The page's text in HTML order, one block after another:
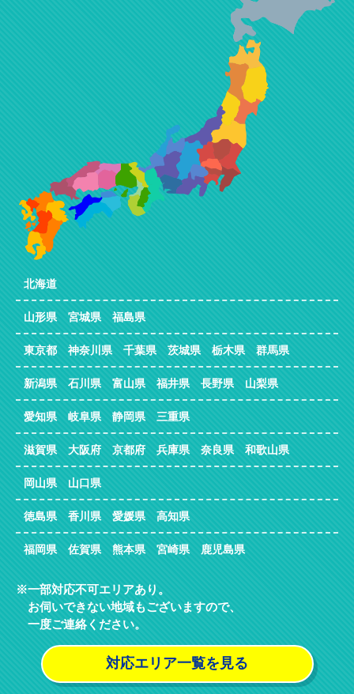
北海道
山形県 宮城県 福島県
東京都 神奈川県 千葉県 茨城県 栃木県 群馬県
新潟県 石川県 富山県 福井県 長野県 山梨県
愛知県 岐阜県 静岡県 三重県
滋賀県 大阪府 京都府 兵庫県 奈良県 和歌山県
岡山県 山口県
徳島県 香川県 愛媛県 高知県
福岡県 佐賀県 熊本県 宮崎県 鹿児島県
一部対応不可エリアあり。
お伺いできない地域もございますので、
一度ご連絡ください。
対応エリア一覧を見る